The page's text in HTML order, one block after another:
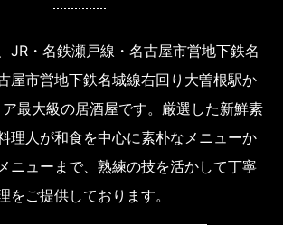
JR・名鉄瀬戸線・名古屋市営地下鉄名
屋市営地下鉄名城線右回り大曽根駅か
最大級の居酒屋です。 厳選した新鮮素
理人が和食を中心に素朴なメニューか
ニューまで、 熟練の技を活かして丁寧
をご提供しております。